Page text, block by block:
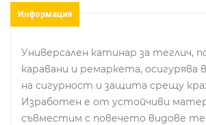
Информация
Универсален катинар за теглич,
каравани и ремаркета, осигурява
на сигурност и защита срещу
Изработен е от устойчиви
съвместим с повечето видове